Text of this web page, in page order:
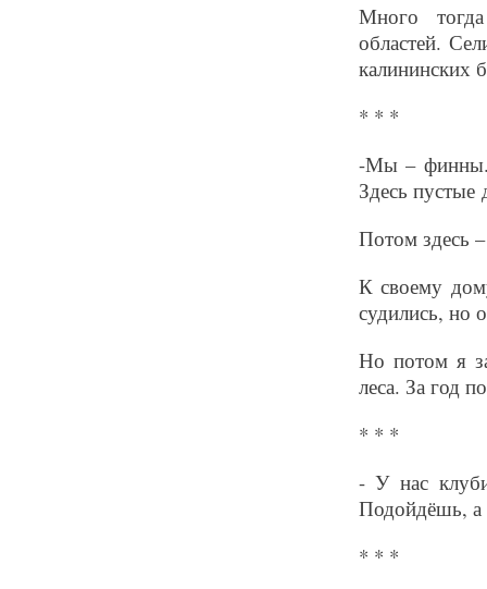
Много
областей.
калининских
* * *
-Мы – финны.
Здесь пустые
Потом здесь
К своему
судились, но
Но потом я
леса. За год
* * *
- У нас
Подойдёшь, а
* * *